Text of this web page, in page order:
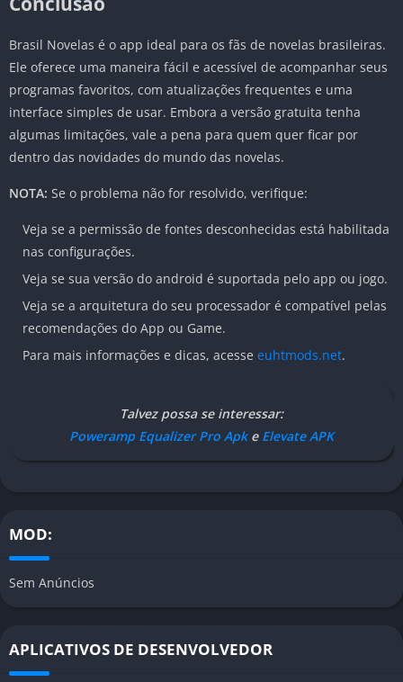
Brasil Novelas é o app ideal para os fãs de novelas brasileiras.
Ele oferece uma maneira fácil e acessível de acompanhar seus
programas favoritos, com atualizações frequentes e uma
interface simples de usar. Embora a versão gratuita tenha
algumas limitações, vale a pena para quem quer ficar por
dentro das novidades do mundo das novelas.
NOTA: Se o problema não for resolvido, verifique:
Veja se a permissão de fontes desconhecidas está habilitada
nas configurações.
Veja se sua versão do android é suportada pelo app ou jogo.
Veja se a arquitetura do seu processador é compatível pelas
recomendações do App ou Game.
Para mais informações e dicas, acesse euhtmods.net.
Talvez possa se interessar:
Poweramp Equalizer Pro Apke Elevate APK
MOD:
Sem Anúncios
APLICATIVOS DE DESENVOLVEDOR